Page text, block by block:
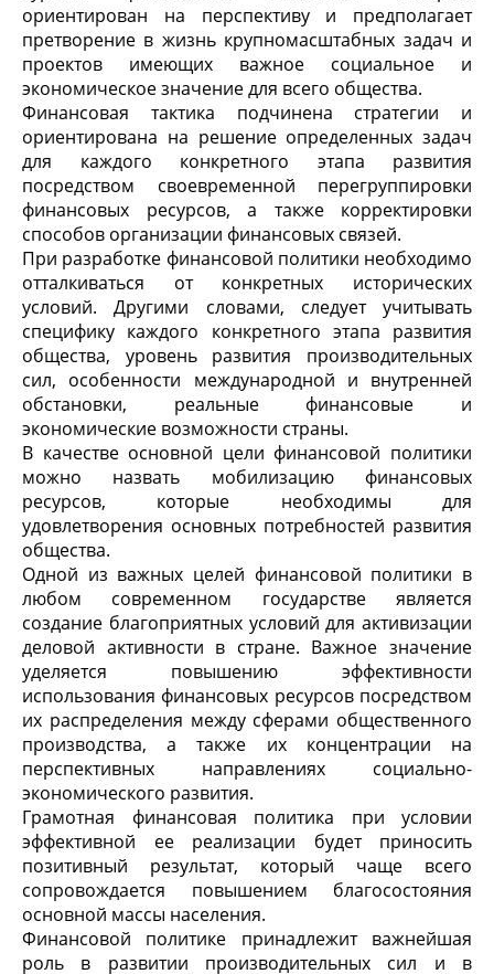
ориентирован на перспективу и предполагает
претворение в жизнь крупномасштабных задач и
проектов имеющих важное социальное и
экономическое значение для всего общества.
Финансовая тактика подчинена стратегии и
ориентирована на решение определенных задач
для каждого конкретного этапа развития
посредством своевременной перегруппировки
финансовых ресурсов, а также корректировки
способов организации финансовых связей.
При разработке финансовой политики необходимо
отталкиваться от конкретных исторических
условий. Другими словами, следует учитывать
специфику каждого конкретного этапа развития
общества, уровень развития производительных
сил, особенности международной и внутренней
обстановки, реальные финансовые и
экономические возможности страны.
В качестве основной цели финансовой политики
можно назвать мобилизацию финансовых
ресурсов, которые необходимы для
удовлетворения основных потребностей развития
общества.
Одной из важных целей финансовой политики в
любом современном государстве является
создание благоприятных условий для активизации
деловой активности в стране. Важное значение
уделяется повышению эффективности
использования финансовых ресурсов посредством
их распределения между сферами общественного
производства, а также их концентрации на
перспективных направлениях социально-
экономического развития.
Грамотная финансовая политика при условии
эффективной ее реализации будет приносить
позитивный результат, который чаще всего
сопровождается повышением благосостояния
основной массы населения.
Финансовой политике принадлежит важнейшая
роль в развитии производительных сил и в